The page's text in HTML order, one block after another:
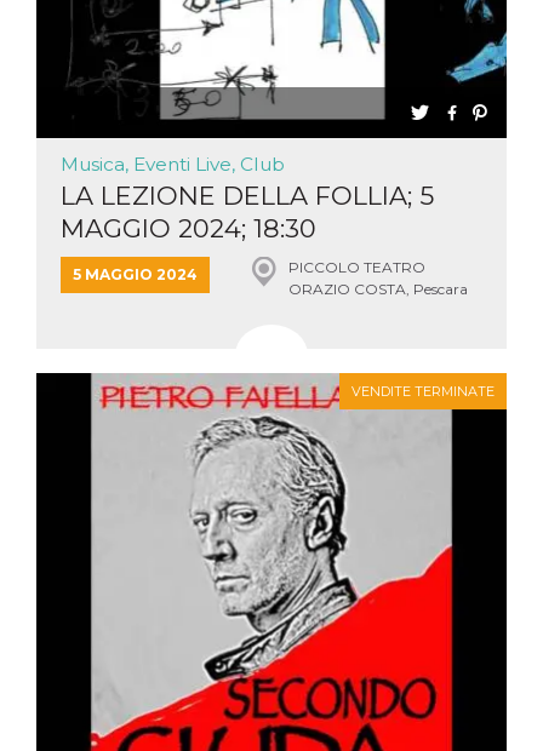
Musica, Eventi Live, Club
LA LEZIONE DELLA FOLLIA; 5
MAGGIO 2024; 18:30
5 MAGGIO 2024
PICCOLO TEATRO
ORAZIO COSTA, Pescara
VENDITE TERMINATE